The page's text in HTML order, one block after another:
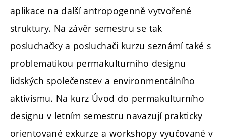
aplikace na další antropogenně vytvořené
struktury. Na závěr semestru se tak
posluchačky a posluchači kurzu seznámí také s
problematikou permakulturního designu
lidských společenstev a environmentálního
aktivismu. Na kurz Úvod do permakulturního
designu v letním semestru navazují prakticky
orientované exkurze a workshopy vyučované v